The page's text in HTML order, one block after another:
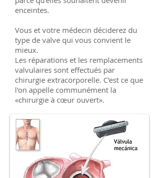
enceintes.
Vous et votre médecin déciderez du
type de valve qui vous convient le
mieux.
Les réparations et les remplacements
valvulaires sont effectués par
chirurgie extracorporelle. C'est ce que
l'on appelle communément la
«chirurgie à cœur ouvert».